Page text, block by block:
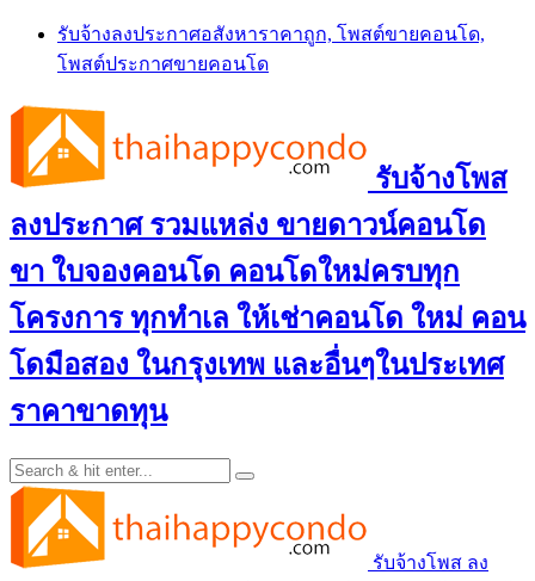
Skip
content
รับจ้างลงประกาศอสังหาราคาถูก, โพสต์ขายคอนโด,
โพสต์ประกาศขายคอนโด
รับจ้างโพส
ลงประกาศ รวมแหล่ง ขายดาวน์คอนโด
ขา ใบจองคอนโด คอนโดใหม่ครบทุก
โครงการ ทุกทำเล ให้เช่าคอนโด ใหม่ คอน
โดมือสอง ในกรุงเทพ และอื่นๆในประเทศ
ราคาขาดทุน
รับจ้างโพส ลง